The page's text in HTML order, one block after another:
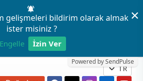
gelişmeleri bildirim olarak almak
ister misiniz ?
Engelle İzin Ver
Powered by SendPulse
×
TR